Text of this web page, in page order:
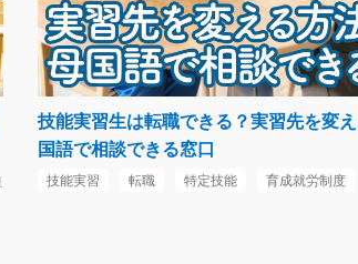
技能実習生は転職できる？実習先を変
国語で相談できる窓口
技能実習 転職 特定技能 育成就労制度